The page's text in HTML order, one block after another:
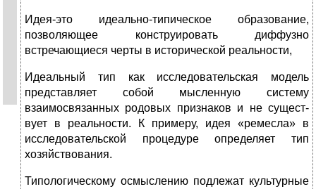
Идея-это идеально-типическое об­разование,
позволяющее конструировать диффузно
встречающиеся черты в исторической реальности,
Идеальный тип как ис­следовательская модель
представляет собой мысленную систему
взаимосвязанных родовых признаков и не сущест­
вует в реальности. К примеру, идея «ремесла» в
исследовательской процедуре определяет тип
хозяйствования.
Типологическому осмыслению подлежат культурные